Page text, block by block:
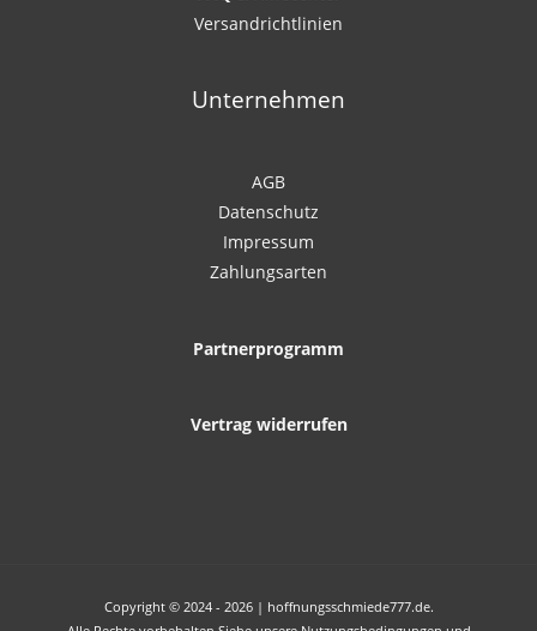
Versandrichtlinien
Unternehmen
AGB
Datenschutz
Impressum
Zahlungsarten
Partnerprogramm
Vertrag widerrufen
Copyright © 2024 - 2026 | hoffnungsschmiede777.de.